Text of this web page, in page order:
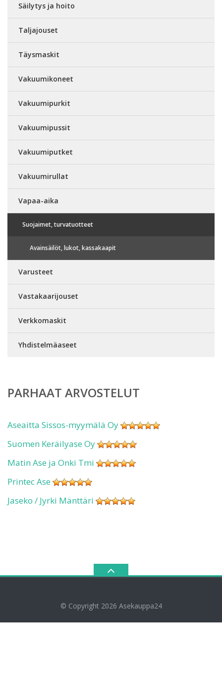
Säilytys ja hoito
Taljajouset
Täysmaskit
Vakuumikoneet
Vakuumipurkit
Vakuumipussit
Vakuumiputket
Vakuumirullat
Vapaa-aika
Suojaimet, turvatuotteet
Avainsäilöt, lukot, kassakaapit
Varusteet
Vastakaarijouset
Verkkomaskit
Yhdistelmäaseet
PARHAAT ARVOSTELUT
Aseaitta Sissos-myymälä Oy
Suomen Keräilyase Oy
Matin Ase ja Onki Tmi
Printec Ase
Jaseko / Jyrki Mänttäri
© Copyright 2026 Asekauppa24